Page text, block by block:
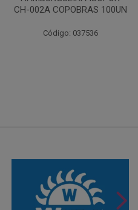
OITAVADA BALUARTE C/10
Código: 001124